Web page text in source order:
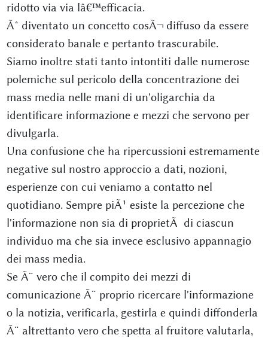
ridotto via via lâ€™efficacia.
Ãˆ diventato un concetto cosÃ¬ diffuso da essere
considerato banale e pertanto trascurabile.
Siamo inoltre stati tanto intontiti dalle numerose
polemiche sul pericolo della concentrazione dei
mass media nelle mani di un'oligarchia da
identificare informazione e mezzi che servono per
divulgarla.
Una confusione che ha ripercussioni estremamente
negative sul nostro approccio a dati, nozioni,
esperienze con cui veniamo a contatto nel
quotidiano. Sempre piÃ¹ esiste la percezione che
l'informazione non sia di proprietÃ di ciascun
individuo ma che sia invece esclusivo appannagio
dei mass media.
Se Ã¨ vero che il compito dei mezzi di
comunicazione Ã¨ proprio ricercare l'informazione
o la notizia, verificarla, gestirla e quindi diffonderla
Ã¨ altrettanto vero che spetta al fruitore valutarla,